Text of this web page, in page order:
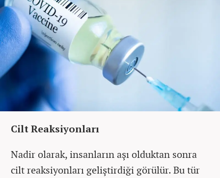
Cilt Reaksiyonları
Nadir olarak, insanların aşı olduktan sonra
cilt reaksiyonları geliştirdiği görülür. Bu tür